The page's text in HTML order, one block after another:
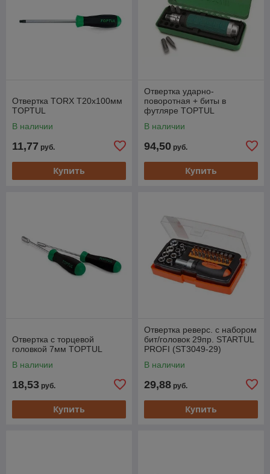
Отвертка TORX T20x100мм
TOPTUL
В наличии
11,77 руб.
Купить
Отвертка ударно-
поворотная + биты в
футляре TOPTUL
В наличии
94,50 руб.
Купить
Отвертка с торцевой
головкой 7мм TOPTUL
В наличии
18,53 руб.
Купить
Отвертка реверс. с набором
бит/головок 29пр. STARTUL
PROFI (ST3049-29)
В наличии
29,88 руб.
Купить